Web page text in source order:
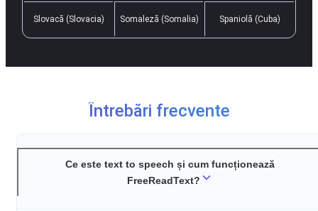
Slovacă (Slovacia) Somaleză (Somalia) Spaniolă (Cuba)
Întrebări frecvente
Ce este text to speech și cum funcționează
FreeReadText?